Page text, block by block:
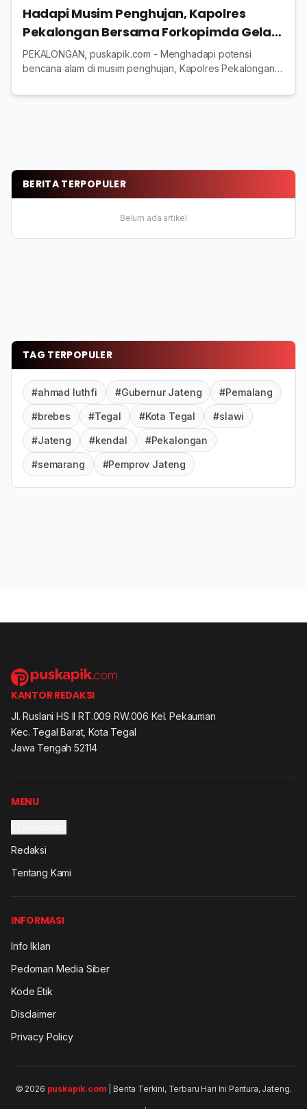
Hadapi Musim Penghujan, Kapolres
Pekalongan Bersama Forkopimda Gelar
Apel Kesiapsiagaan Bencana
PEKALONGAN, puskapik.com - Menghadapi potensi
bencana alam di musim penghujan, Kapolres Pekalongan
Forkopimda Kabupaten Pekalongan menghadiri Apel...
BERITA TERPOPULER
Belum ada artikel
TAG TERPOPULER
#ahmad luthfi #Gubernur Jateng #Pemalang
#brebes #Tegal #Kota Tegal #slawi
#Jateng #kendal #Pekalongan
#semarang #Pemprov Jateng
KANTOR REDAKSI
Jl. Ruslani HS II RT.009 RW.006 Kel. Pekauman
Kec. Tegal Barat, Kota Tegal
Jawa Tengah 52114
MENU
Redaksi
Tentang Kami
INFORMASI
Info Iklan
Pedoman Media Siber
Kode Etik
Disclaimer
Privacy Policy
© 2026 puskapik.com | Berita Terkini, Terbaru Hari Ini Pantura, Jateng.